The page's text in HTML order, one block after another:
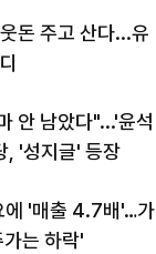
돈 주고 산다...유
안 남았다"...'윤석
, '성지글' 등장
에 '매출 4.7배'…가
는 하락'